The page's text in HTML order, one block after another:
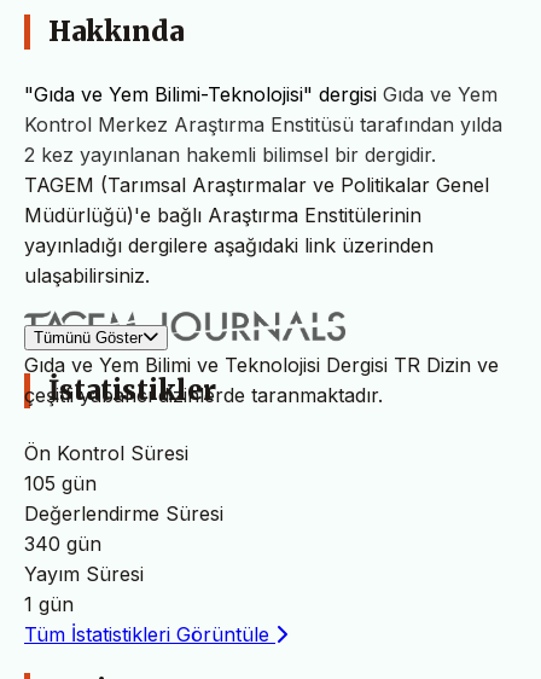
Hakkında
"Gıda ve Yem Bilimi-Teknolojisi" dergisi Gıda ve Yem
Kontrol Merkez Araştırma Enstitüsü tarafından yılda
2 kez yayınlanan hakemli bilimsel bir dergidir.
TAGEM (Tarımsal Araştırmalar ve Politikalar Genel
Müdürlüğü)'e bağlı Araştırma Enstitülerinin
yayınladığı dergilere aşağıdaki link üzerinden
ulaşabilirsiniz.
Gıda ve Yem Bilimi ve Teknolojisi Dergisi TR Dizin ve
çeşitli yabancı dizinlerde taranmaktadır.
Tümünü Göster
İstatistikler
Ön Kontrol Süresi
105 gün
Değerlendirme Süresi
340 gün
Yayım Süresi
1 gün
Tüm İstatistikleri Görüntüle